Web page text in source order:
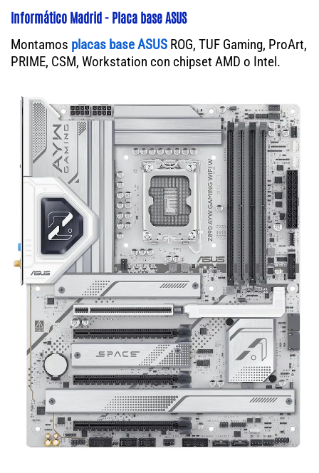
Informático Madrid - Placa base ASUS
Montamos placas base ASUS ROG, TUF Gaming, ProArt,
PRIME, CSM, Workstation con chipset AMD o Intel.